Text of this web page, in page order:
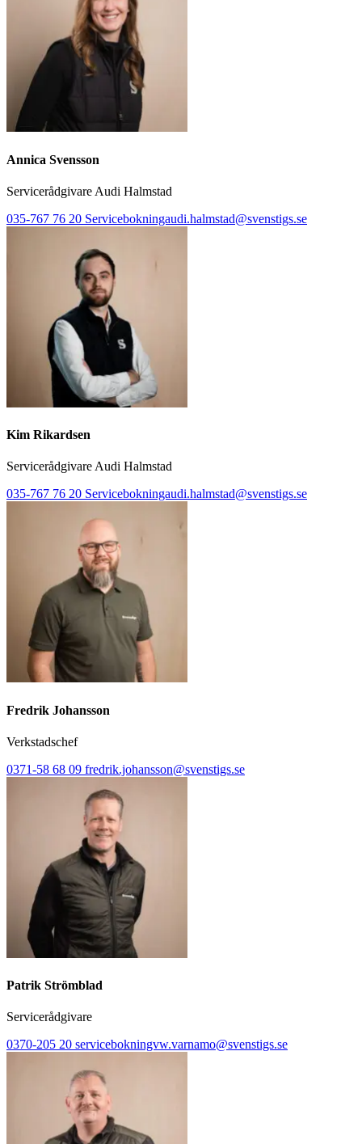
Annica Svensson
Servicerådgivare Audi Halmstad
035-767 76 20 Servicebokningaudi.halmstad@svenstigs.se
Kim Rikardsen
Servicerådgivare Audi Halmstad
035-767 76 20 Servicebokningaudi.halmstad@svenstigs.se
Fredrik Johansson
Verkstadschef
0371-58 68 09 fredrik.johansson@svenstigs.se
Patrik Strömblad
Servicerådgivare
0370-205 20 servicebokningvw.varnamo@svenstigs.se